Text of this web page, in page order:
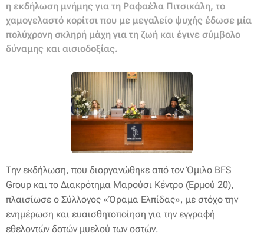
η εκδήλωση μνήμης για τη Ραφαέλα Πιτσικάλη, το
χαμογελαστό κορίτσι που με μεγαλείο ψυχής έδωσε μία
πολύχρονη σκληρή μάχη για τη ζωή και έγινε σύμβολο
δύναμης και αισιοδοξίας.
Την εκδήλωση, που διοργανώθηκε από τον Όμιλο BFS
Group και το Διακρότημα Μαρούσι Κέντρο (Ερμού 20),
πλαισίωσε ο Σύλλογος «Όραμα Ελπίδας», με στόχο την
ενημέρωση και ευαισθητοποίηση για την εγγραφή
εθελοντών δοτών μυελού των οστών.